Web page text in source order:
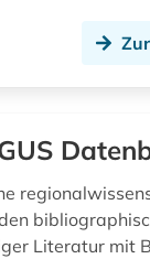
(3)
zeitschriftenaufsatz (1)
auf